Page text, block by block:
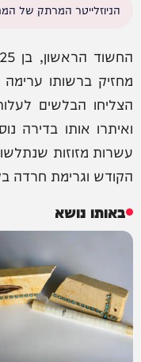
הניוזלייטר המרתק של
מחזיק ברשותו
הצליחו הבלשים
ואיתרו אותו בדירה
עשרות מזוזות
הקודש וגרימת חרדה
באותו נושא